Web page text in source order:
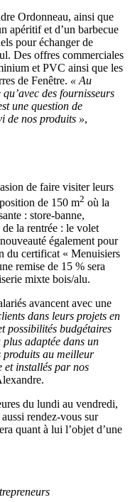
Ordonneau, ainsi que
apéritif et d’un barbecue
pour échanger de
Des offres commerciales
et PVC ainsi que les
de Fenêtre. « Au
des fournisseurs
une question de
de nos produits »,
de faire visiter leurs
de 150 m2 où la
: store-banne,
la rentrée : le volet
également pour
du certificat « Menuisiers
remise de 15 % sera
mixte bois/alu.
avancent avec une
dans leurs projets en
possibilités budgétaires
adaptée dans un
produits au meilleur
installés par nos
du lundi au vendredi,
rendez-vous sur
quant à lui l’objet d’une